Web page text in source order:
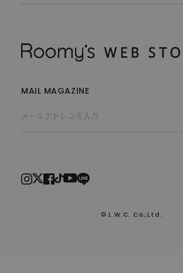
MAIL MAGAZINE
© L.W.C. Co.,Ltd.